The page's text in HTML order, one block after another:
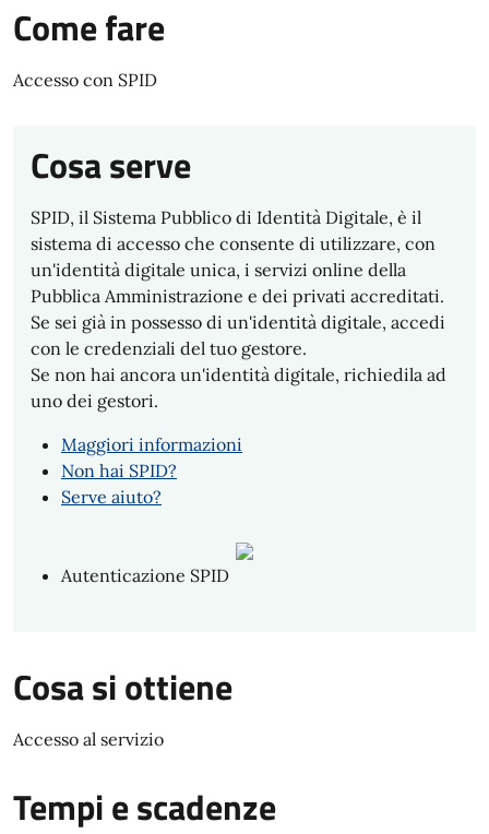
Come fare
Accesso con SPID
Cosa serve
SPID, il Sistema Pubblico di Identità Digitale, è il
sistema di accesso che consente di utilizzare, con
un'identità digitale unica, i servizi online della
Pubblica Amministrazione e dei privati accreditati.
Se sei già in possesso di un'identità digitale, accedi
con le credenziali del tuo gestore.
Se non hai ancora un'identità digitale, richiedila ad
uno dei gestori.
Maggiori informazioni
Non hai SPID?
Serve aiuto?
Autenticazione SPID
Cosa si ottiene
Accesso al servizio
Tempi e scadenze